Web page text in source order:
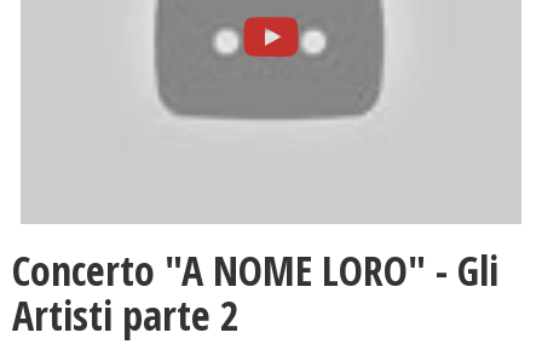
Concerto "A NOME LORO" - Gli
Artisti parte 2